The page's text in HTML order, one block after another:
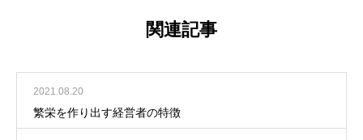
関連記事
2021.08.20
繁栄を作り出す経営者の特徴